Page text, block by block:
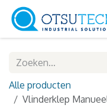
Overslaan naar inhoud
Alle producten
Vlinderklep